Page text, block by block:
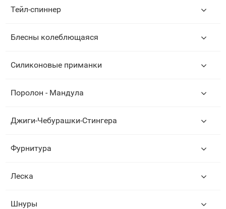
Тейл-спиннер
Блесны колеблющаяся
Силиконовые приманки
Поролон - Мандула
Джиги-Чебурашки-Стингера
Фурнитура
Леска
Шнуры